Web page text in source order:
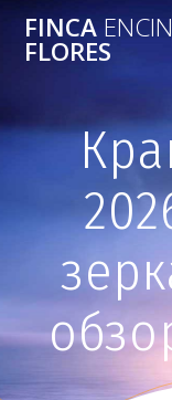
FINCA
FLORES